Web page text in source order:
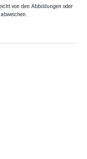
von den Abbildungen oder